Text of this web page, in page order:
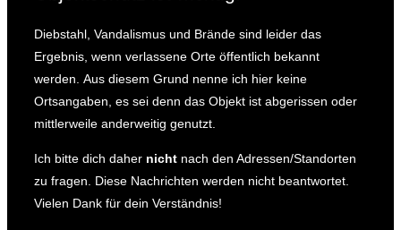
Diebstahl, Vandalismus und Brände sind leider das
Ergebnis, wenn verlassene Orte öffentlich bekannt
werden. Aus diesem Grund nenne ich hier keine
Ortsangaben, es sei denn das Objekt ist abgerissen oder
mittlerweile anderweitig genutzt.
Ich bitte dich daher nicht nach den Adressen/Standorten
zu fragen.
Diese Nachrichten werden nicht beantwortet.
Vielen Dank für dein Verständnis!